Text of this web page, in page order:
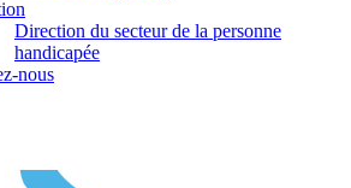
Direction du secteur de la personne
handicapée
nous